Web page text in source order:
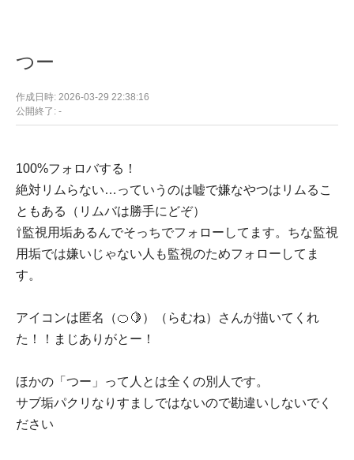
つー
作成日時: 2026-03-29 22:38:16
公開終了: -
100%フォロバする！
絶対リムらない…っていうのは嘘で嫌なやつはリムるこ
ともある（リムバは勝手にどぞ）
⇧監視用垢あるんでそっちでフォローしてます。ちな監視
用垢では嫌いじゃない人も監視のためフォローしてま
す。
アイコンは匿名（🍊🍋）（らむね）さんが描いてくれ
た！！まじありがとー！
ほかの「つー」って人とは全くの別人です。
サブ垢パクリなりすましではないので勘違いしないでく
ださい